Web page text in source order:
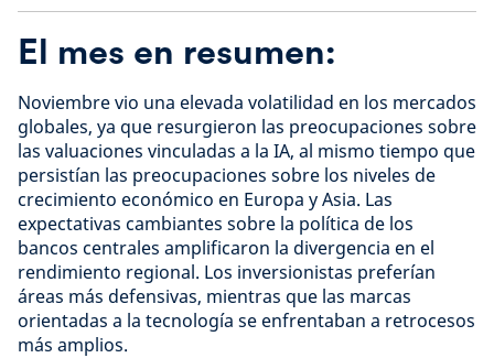
El mes en resumen:
Noviembre vio una elevada volatilidad en los mercados
globales, ya que resurgieron las preocupaciones sobre
las valuaciones vinculadas a la IA, al mismo tiempo que
persistían las preocupaciones sobre los niveles de
crecimiento económico en Europa y Asia. Las
expectativas cambiantes sobre la política de los
bancos centrales amplificaron la divergencia en el
rendimiento regional. Los inversionistas preferían
áreas más defensivas, mientras que las marcas
orientadas a la tecnología se enfrentaban a retrocesos
más amplios.